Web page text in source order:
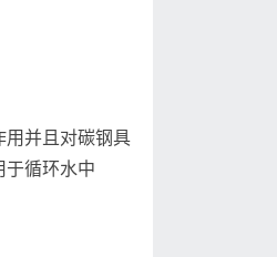
用并且对碳钢具
于循环水中